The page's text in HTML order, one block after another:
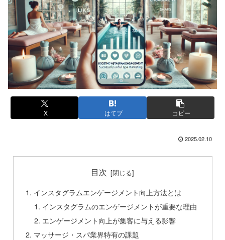
X はてブ コピー
2025.02.10
目次
インスタグラムエンゲージメント向上方法とは
インスタグラムのエンゲージメントが重要な理由
エンゲージメント向上が集客に与える影響
マッサージ・スパ業界特有の課題